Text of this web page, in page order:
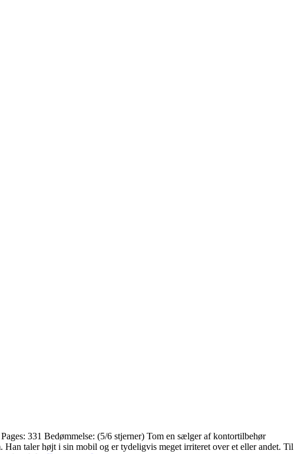
331 Bedømmelse: (5/6 stjerner) Tom en sælger af kontortilbehør
taler højt i sin mobil og er tydeligvis meget irriteret over et eller andet. Til